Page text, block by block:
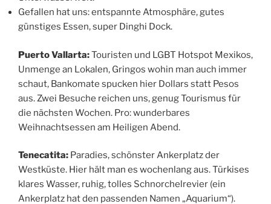
Gefallen hat uns: entspannte Atmosphäre, gutes
günstiges Essen, super Dinghi Dock.
Puerto Vallarta:Touristen und LGBT Hotspot Mexikos,
Unmenge an Lokalen, Gringos wohin man auch immer
schaut, Bankomate spucken hier Dollars statt Pesos
aus. Zwei Besuche reichen uns, genug Tourismus für
die nächsten Wochen. Pro: wunderbares
Weihnachtsessen am Heiligen Abend.
Tenecatita: Paradies, schönster Ankerplatz der
Westküste. Hier hält man es wochenlang aus. Türkises
klares Wasser, ruhig, tolles Schnorchelrevier (ein
Ankerplatz hat den passenden Namen „Aquarium“).